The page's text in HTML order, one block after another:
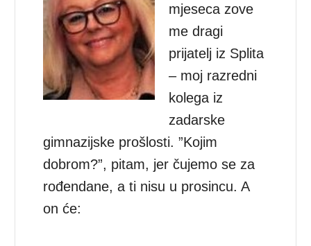
mjeseca zove
me dragi
prijatelj iz Splita
– moj razredni
kolega iz
zadarske
gimnazijske prošlosti. ”Kojim
dobrom?”, pitam, jer čujemo se za
rođendane, a ti nisu u prosincu. A
on će: